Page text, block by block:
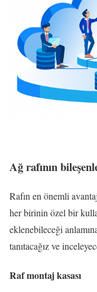
Ağ rafının
Rafın en önemli
her birinin özel bir
eklenebileceği
tanıtacağız ve
Raf montaj kasası